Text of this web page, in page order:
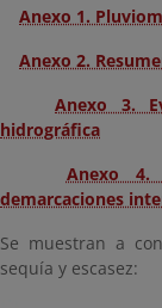
Anexo 1.
Anexo 2.
Anexo 3.
hidrográfica
Anexo 4.
demarcaciones
Se muestran a
sequía y escasez: